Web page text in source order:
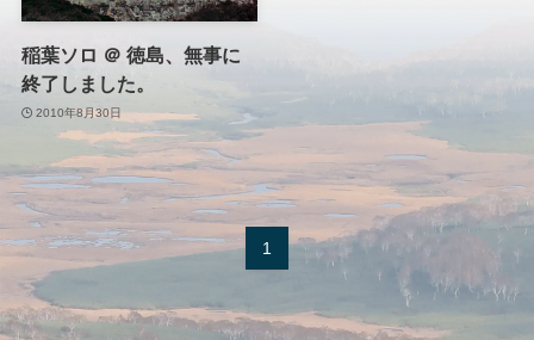
稲葉ソロ ＠ 徳島、無事に
終了しました。
2010年8月30日
1